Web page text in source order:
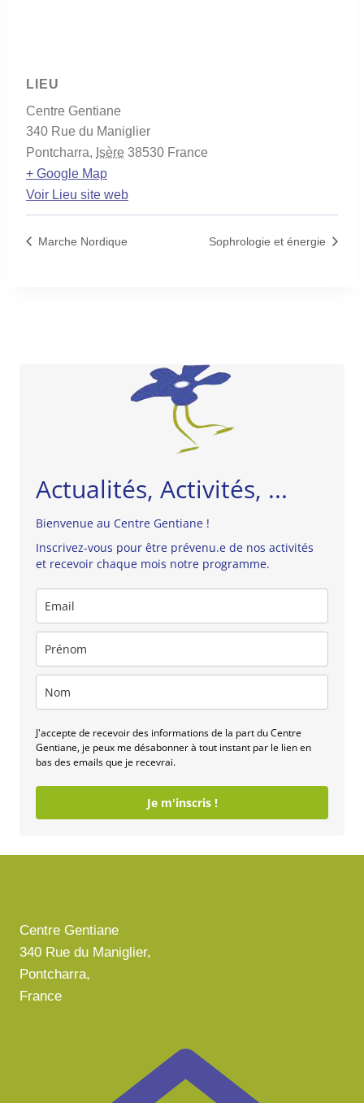
LIEU
Centre Gentiane
340 Rue du Maniglier
Pontcharra, Isère 38530 France
+ Google Map
Voir Lieu site web
Marche Nordique Sophrologie et énergie
Actualités, Activités, ...
Bienvenue au Centre Gentiane !
Inscrivez-vous pour être prévenu.e de nos activités
et recevoir chaque mois notre programme.
J'accepte de recevoir des informations de la part du Centre
Gentiane, je peux me désabonner à tout instant par le lien en
bas des emails que je recevrai.
Je m'inscris !
Centre Gentiane
340 Rue du Maniglier,
Pontcharra,
France